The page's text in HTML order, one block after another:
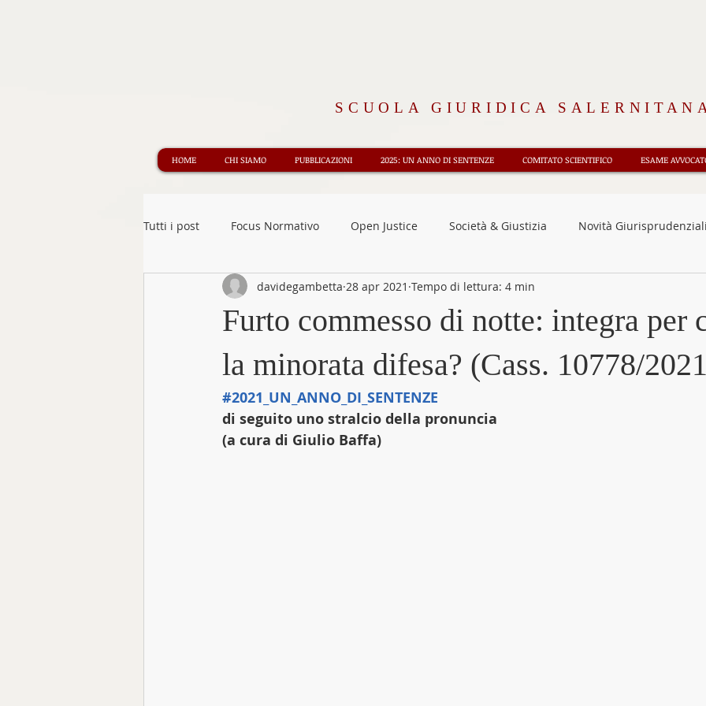
SCUOLA GIURIDICA
HOME CHI SIAMO PUBBLICAZIONI 2025: UN ANNO DI SENTENZE COMITATO SCIENTIFICO ESAME
Tutti i post Focus Normativo Open Justice Società & Giustizia Novità
Informazione Giuridica Recensioni Osservatorio CEDU
Obbligazioni e contratti Fisco e tributi Approfondimenti News
Focus Talk
Furto commesso di notte: integra per
la minorata difesa? (Cass. 10778/
davidegambetta 28 apr 2021 Tempo di lettura: 4 min
#2021_UN_ANNO_DI_SENTENZE
di seguito uno stralcio della pronuncia
(a cura di Giulio Baffa)